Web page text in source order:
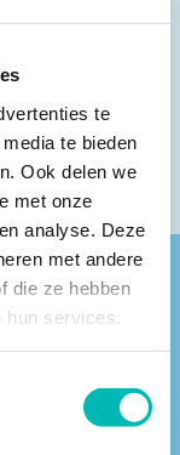
te
te bieden
Ook delen we
met onze
analyse. Deze
met andere
die ze hebben
services.
de buurt